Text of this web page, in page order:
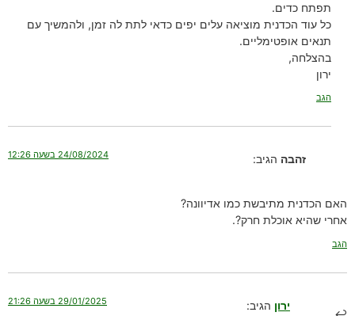
תפתח כדים.
כל עוד הכדנית מוציאה עלים יפים כדאי לתת לה זמן, ולהמשיך עם
תנאים אופטימליים.
בהצלחה,
ירון
הגב
זהבה הגיב: 24/08/2024 בשעה 12:26
האם הכדנית מתיבשת כמו אדיוונה?
אחרי שהיא אוכלת חרק?.
הגב
ירון הגיב: 29/01/2025 בשעה 21:26